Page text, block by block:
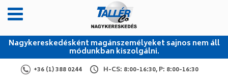
Nagykereskedésként magánszemélyeket sajnos nem áll
módunkban kiszolgálni.
+36 (1) 388 0244 H-CS: 8:00-16:30, P: 8:00-16:30